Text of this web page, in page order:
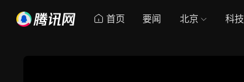
首页 要闻 北京 科技